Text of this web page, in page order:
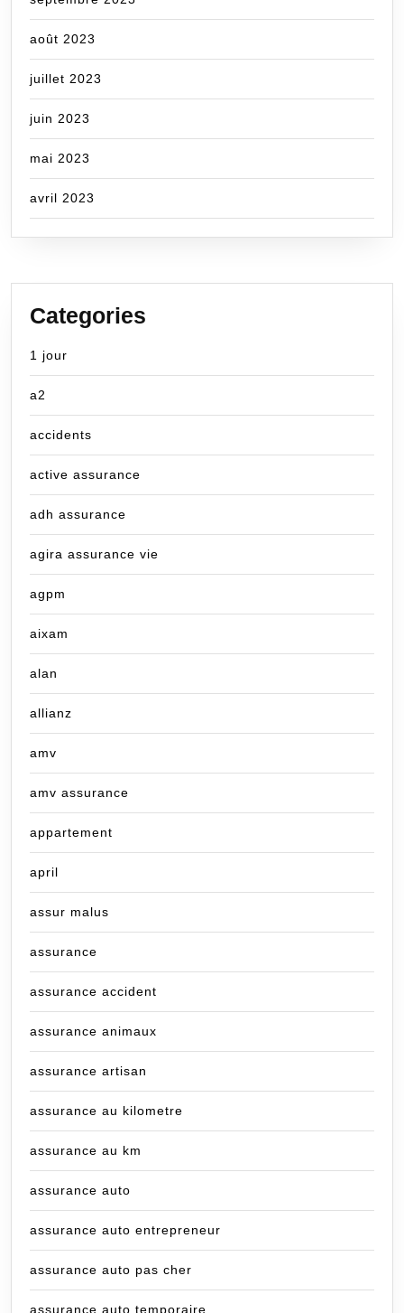
août 2023
juillet 2023
juin 2023
mai 2023
avril 2023
Categories
1 jour
a2
accidents
active assurance
adh assurance
agira assurance vie
agpm
aixam
alan
allianz
amv
amv assurance
appartement
april
assur malus
assurance
assurance accident
assurance animaux
assurance artisan
assurance au kilometre
assurance au km
assurance auto
assurance auto entrepreneur
assurance auto pas cher
assurance auto temporaire